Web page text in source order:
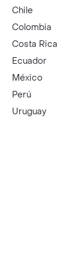
Chile
Colombia
Costa Rica
Ecuador
México
Perú
Uruguay